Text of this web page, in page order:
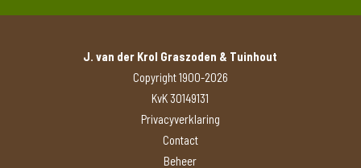
J. van der Krol Graszoden & Tuinhout
Copyright 1900-2026
KvK 30149131
Privacyverklaring
Contact
Beheer